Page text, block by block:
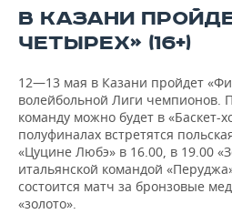
В КАЗАНИ
ЧЕТЫРЕХ» (16+)
12—13 мая в Казани пройдет
волейбольной Лиги чемпионов.
команду можно будет в «Баскет-
полуфиналах встретятся
«Цуцине Любэ» в 16.00, в 19.00
итальянской командой
состоится матч за бронзовые
«золото».